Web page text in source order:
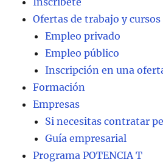
Ofertas de trabajo y cursos
Empleo privado
Empleo público
Inscripción en una
Formación
Empresas
Si necesitas contratar
Guía empresarial
Programa POTENCIA T